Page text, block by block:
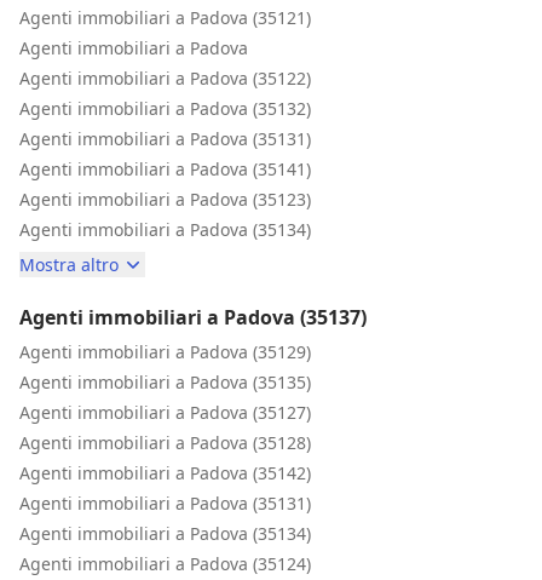
Agenti immobiliari a Padova (35121)
Agenti immobiliari a Padova
Agenti immobiliari a Padova (35122)
Agenti immobiliari a Padova (35132)
Agenti immobiliari a Padova (35131)
Agenti immobiliari a Padova (35141)
Agenti immobiliari a Padova (35123)
Agenti immobiliari a Padova (35134)
Mostra altro
Agenti immobiliari a Padova (35137)
Agenti immobiliari a Padova (35129)
Agenti immobiliari a Padova (35135)
Agenti immobiliari a Padova (35127)
Agenti immobiliari a Padova (35128)
Agenti immobiliari a Padova (35142)
Agenti immobiliari a Padova (35131)
Agenti immobiliari a Padova (35134)
Agenti immobiliari a Padova (35124)